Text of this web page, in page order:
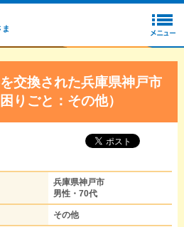
交換された兵庫県神戸市
りごと：その他）
兵庫県神戸市
男性・70代
その他